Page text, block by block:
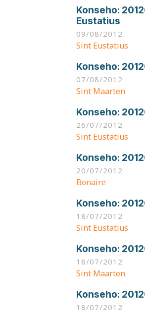
Konseho:
Eustatius
09/08/2012
Sint Eustatius
Konseho:
07/08/2012
Sint Maarten
Konseho:
26/07/2012
Sint Eustatius
Konseho:
20/07/2012
Bonaire
Konseho:
18/07/2012
Sint Eustatius
Konseho:
18/07/2012
Sint Maarten
Konseho:
18/07/2012